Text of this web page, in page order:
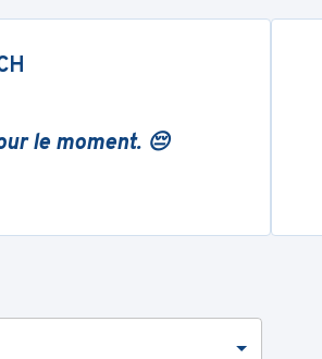
le moment. 😔